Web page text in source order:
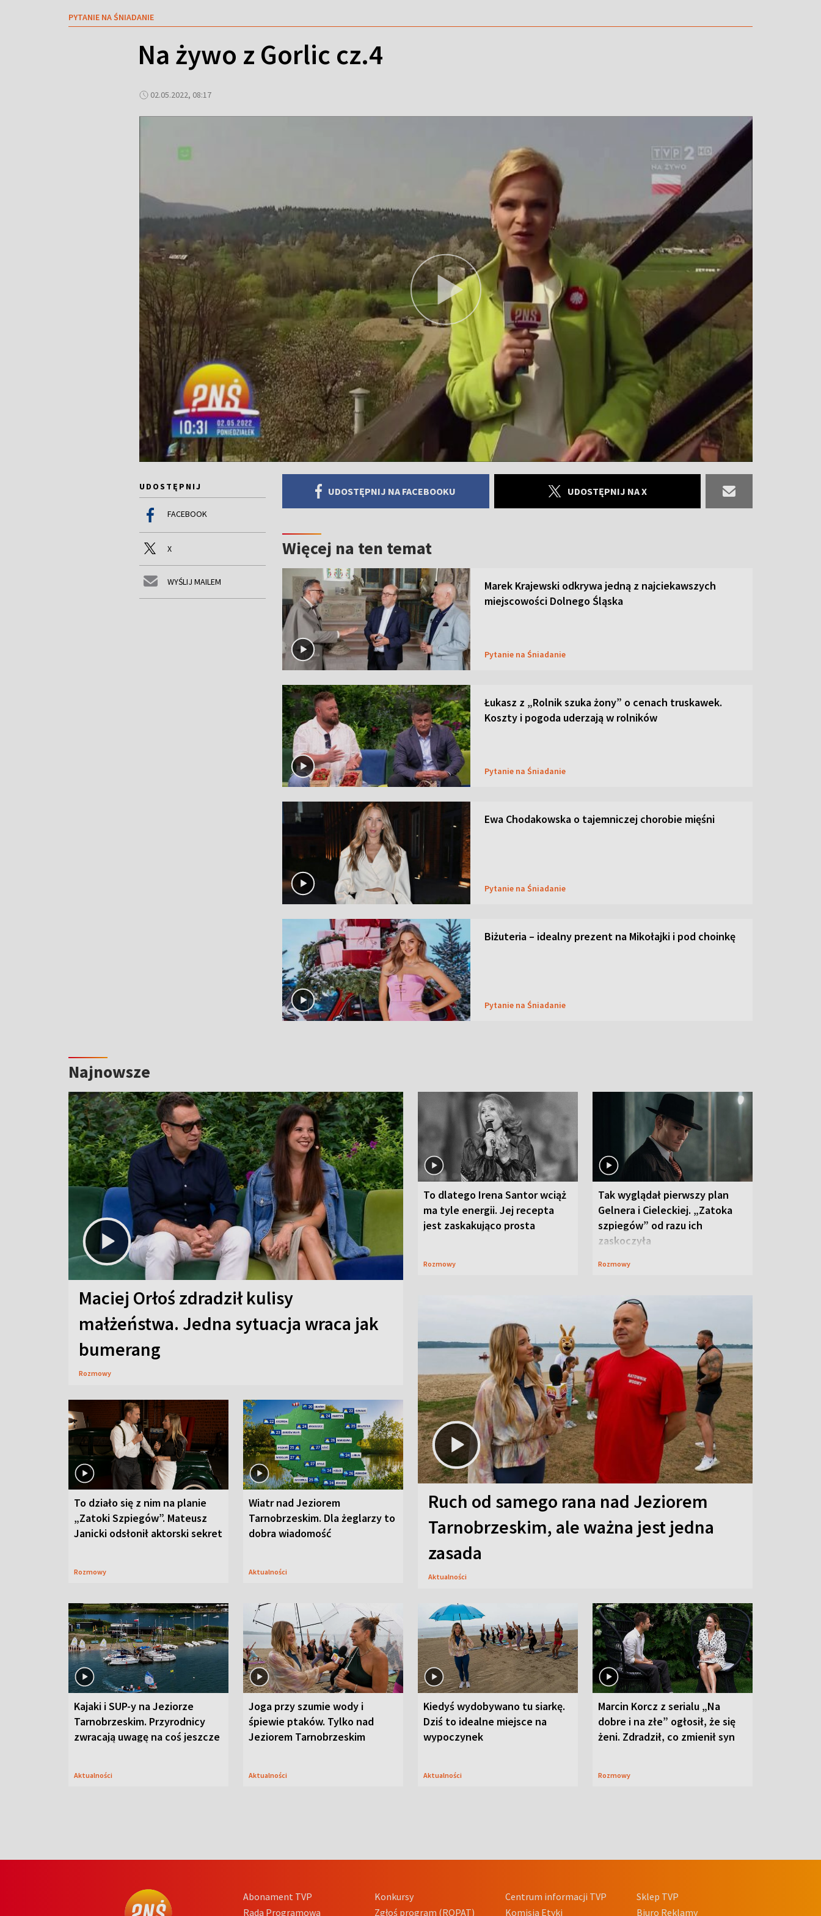
PYTANIE NA ŚNIADANIE
Na żywo z Gorlic cz.4
02.05.2022, 08:17
UDOSTĘPNIJ
FACEBOOK
X
WYŚLIJ MAILEM
UDOSTĘPNIJ NA FACEBOOKU UDOSTĘPNIJ NA X
Więcej na ten temat
Marek Krajewski odkrywa jedną z najciekawszych
miejscowości Dolnego Śląska
Pytanie na Śniadanie
Łukasz z „Rolnik szuka żony” o cenach truskawek.
Koszty i pogoda uderzają w rolników
Pytanie na Śniadanie
Ewa Chodakowska o tajemniczej chorobie mięśni
Pytanie na Śniadanie
Biżuteria – idealny prezent na Mikołajki i pod choinkę
Pytanie na Śniadanie
Najnowsze
Maciej Orłoś zdradził kulisy
małżeństwa. Jedna sytuacja wraca jak
bumerang
Rozmowy
To dlatego Irena Santor wciąż
ma tyle energii. Jej recepta
jest zaskakująco prosta
Rozmowy
Tak wyglądał pierwszy plan
Gelnera i Cieleckiej. „Zatoka
szpiegów” od razu ich
zaskoczyła
Rozmowy
To działo się z nim na planie
„Zatoki Szpiegów”. Mateusz
Janicki odsłonił aktorski sekret
Rozmowy
Wiatr nad Jeziorem
Tarnobrzeskim. Dla żeglarzy to
dobra wiadomość
Aktualności
Ruch od samego rana nad Jeziorem
Tarnobrzeskim, ale ważna jest jedna
zasada
Aktualności
Kajaki i SUP-y na Jeziorze
Tarnobrzeskim. Przyrodnicy
zwracają uwagę na coś jeszcze
Aktualności
Joga przy szumie wody i
śpiewie ptaków. Tylko nad
Jeziorem Tarnobrzeskim
Aktualności
Kiedyś wydobywano tu siarkę.
Dziś to idealne miejsce na
wypoczynek
Aktualności
Marcin Korcz z serialu „Na
dobre i na złe” ogłosił, że się
żeni. Zdradził, co zmienił syn
Rozmowy
Abonament TVP
Rada Programowa
Konkursy
Zgłoś program (ROPAT)
Centrum informacji TVP
Komisja Etyki
Sklep TVP
Biuro Reklamy